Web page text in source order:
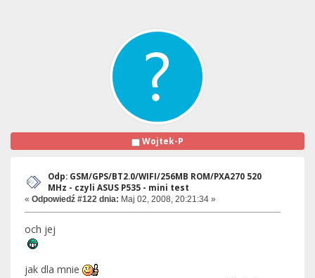
Wojtek-P
Odp: GSM/GPS/BT2.0/WIFI/256MB ROM/PXA270 520
MHz - czyli ASUS P535 - mini test
« Odpowiedź #122 dnia: Maj 02, 2008, 20:21:34 »
och jej
jak dla mnie